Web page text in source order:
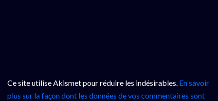
Ce site utilise Akismet pour réduire les indésirables. En savoir
plus sur la façon dont les données de vos commentaires sont